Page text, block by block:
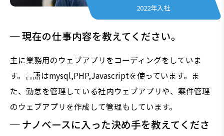
2022年入社
─ 現在の仕事内容を教えてください。
主に業務用のウェブアプリをコーディングをしていま
す。言語はmysql,PHP,Javascriptを使っています。ま
た、勤怠を管理している社内ウェブアプリや、案件管理
のウェブアプリを作成して管理もしています。
─ ナノベースに入った決め手を教えてくださ